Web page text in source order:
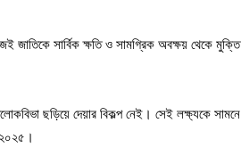
ছড়িয়ে দেয়ার বিকল্প নেই। সেই লক্ষ্যকে সামনে